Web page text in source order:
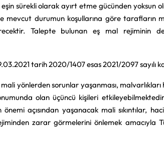
sürekli olarak ayırt etme gücünden yoksun
mevcut durumun koşullarına göre tarafların
Talepte bulunan eş mal rejiminin
tarih 2020/1407 esas 2021/2097 sayılı
yönlerden sorunlar yaşanması,
olan üçüncü kişileri
önemi açısından yaşanacak mali
zarar görmelerini önlemek amacıyla